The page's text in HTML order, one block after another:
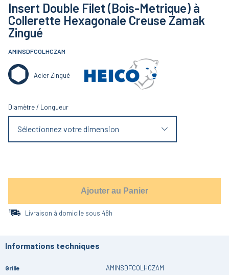
Insert Double Filet (Bois-Metrique) à
Collerette Hexagonale Creuse Zamak
Zingué
AMINSDFCOLHCZAM
Acier Zingué
Diamètre/ Longueur
Sélectionnez votre dimension
Ajouter au Panier
Livraison à domicile sous 48h
Informations techniques
Grille AMINSDFCOLHCZAM